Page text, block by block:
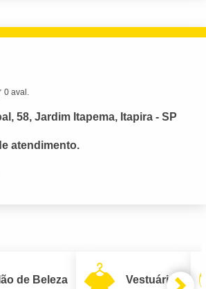
0 aval.
58, Jardim Itapema, Itapira - SP
atendimento.
de Beleza Vestuário